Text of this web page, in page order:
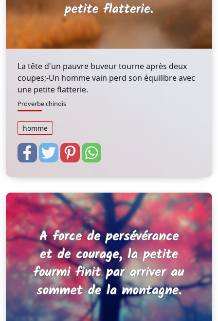
La tête d'un pauvre buveur tourne après deux
coupes;-Un homme vain perd son équilibre avec
une petite flatterie.
Proverbe chinois
homme